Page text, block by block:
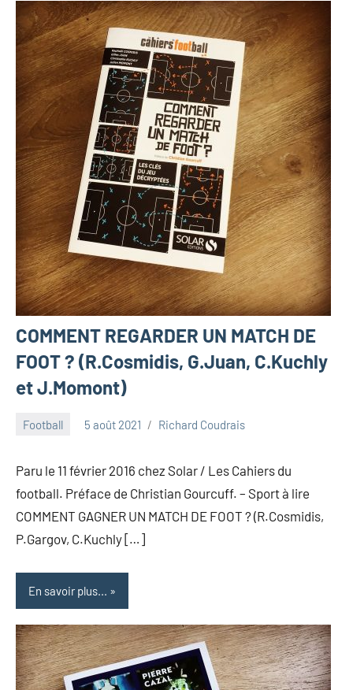
COMMENT REGARDER UN MATCH DE
FOOT ? (R.Cosmidis, G.Juan, C.Kuchly
et J.Momont)
Football 5 août 2021 Richard Coudrais
Paru le 11 février 2016 chez Solar / Les Cahiers du
football. Préface de Christian Gourcuff. – Sport à lire
COMMENT GAGNER UN MATCH DE FOOT ? (R.Cosmidis,
P.Gargov, C.Kuchly […]
En savoir plus...